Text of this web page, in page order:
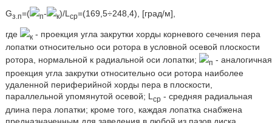
Gз.п=( п- к)/L ср=(169,5÷248,4), [град/м],
где к- проекция угла закрутки хорды корневого сечения пера
лопатки относительно оси ротора в условной осевой плоскости
ротора, нормальной к радиальной оси лопатки;
п - аналогичная
проекция угла закрутки относительно оси ротора наиболее
удаленной периферийной хорды пера в плоскости,
параллельной упомянутой осевой; Lср - средняя радиальная
длина пера лопатки; кроме того, каждая лопатка снабжена